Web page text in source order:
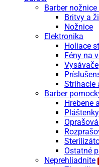
Barber
Britvy a
Nožnice
Elektronika
Holiace
Fény na
Vysávače
Strihacie
Barber
Hrebene
Ostatné
Neprehliadnite